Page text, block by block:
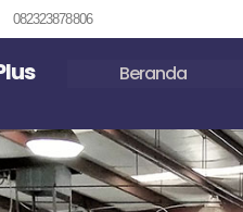
082323878806
Beranda